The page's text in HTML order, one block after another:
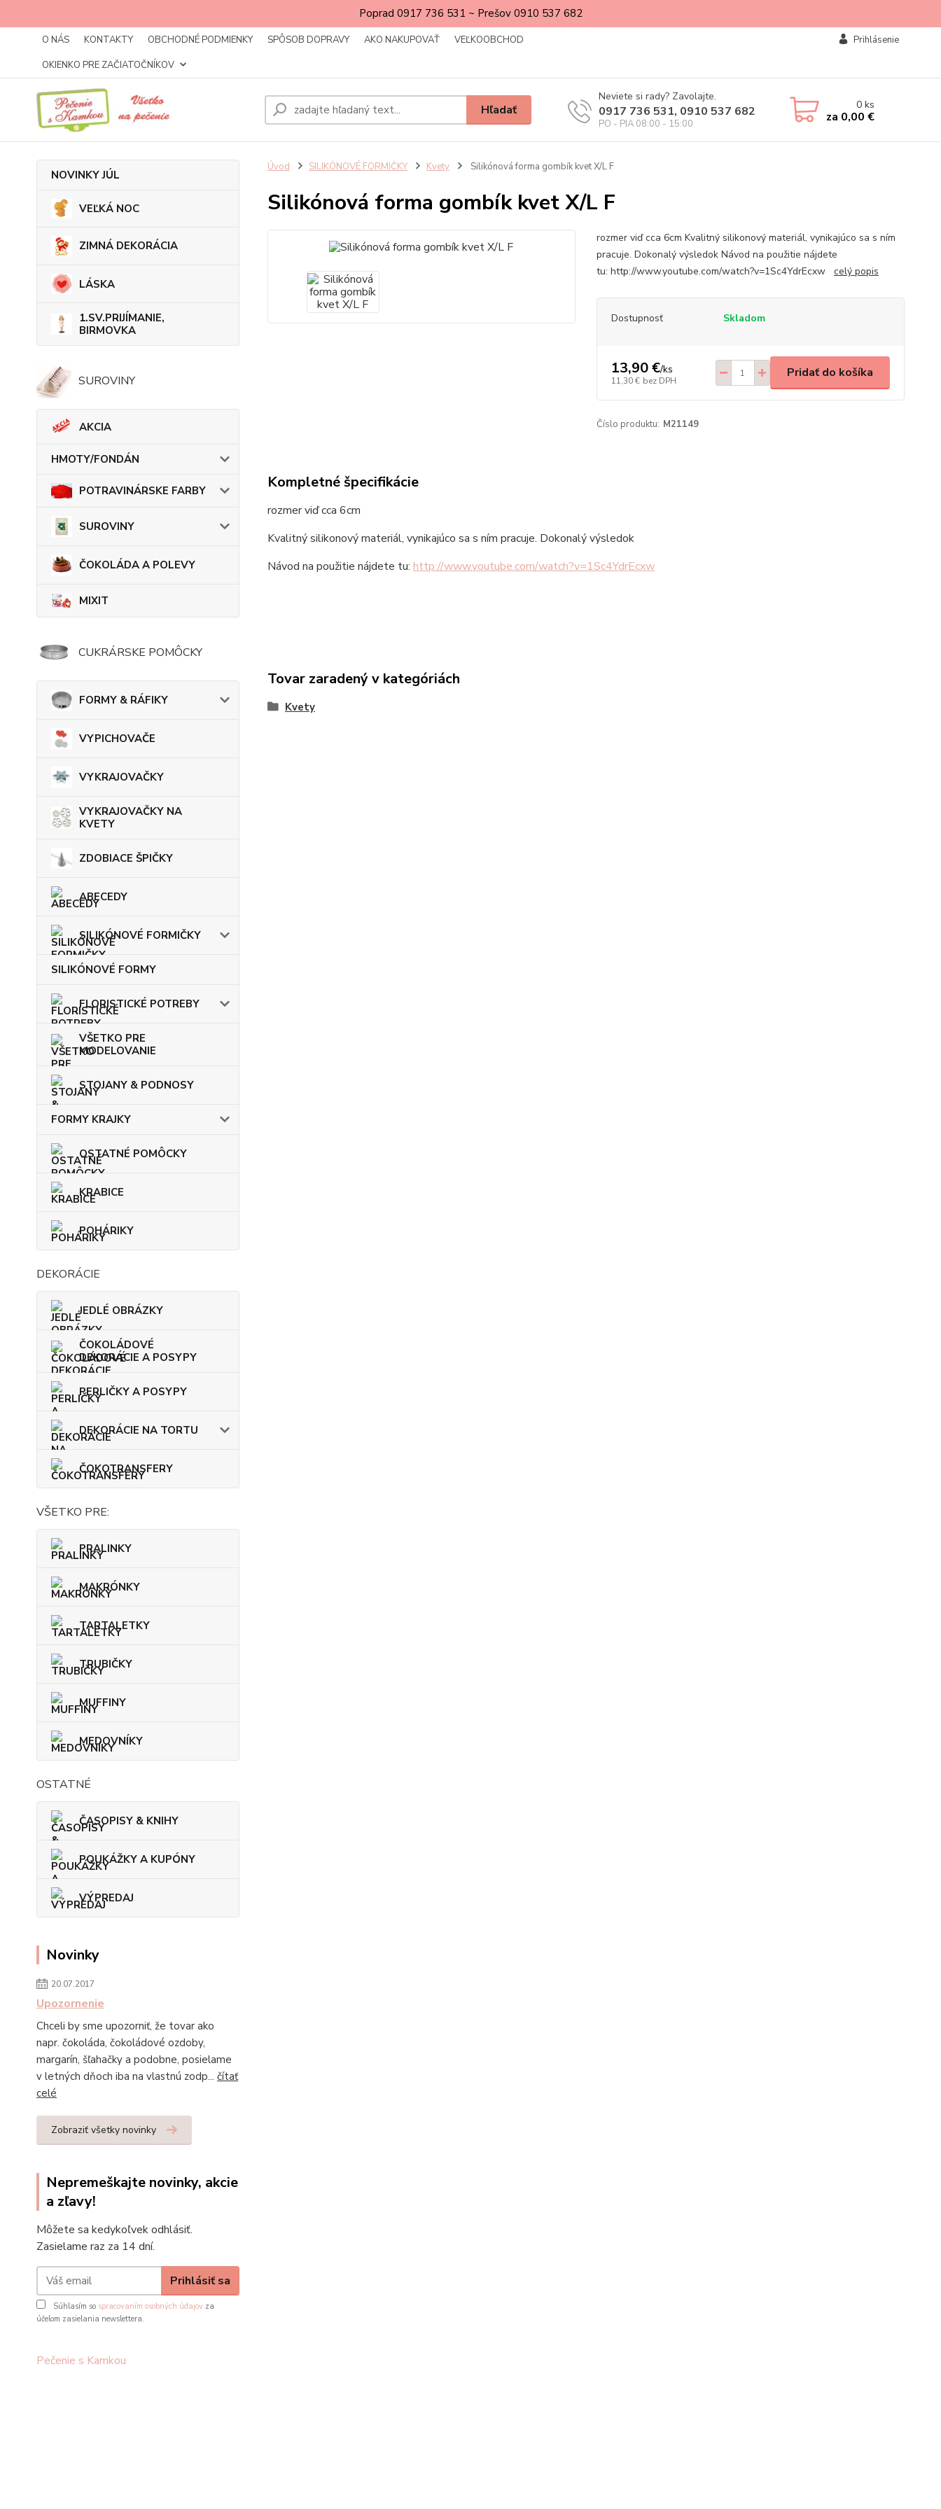
Poprad 0917 736 531 ~ Prešov 0910 537 682
O NÁS KONTAKTY OBCHODNÉ PODMIENKY SPÔSOB DOPRAVY AKO NAKUPOVAŤ
VEĽKOOBCHOD
OKIENKO PRE ZAČIATOČNÍKOV
Prihlásenie
Hľadať
Neviete si rady? Zavolajte.
0917 736 531, 0910 537 682
PO - PIA 08:00 - 15:00
0ks
za 0,00 €
NOVINKY JÚL
VEĽKÁ NOC
ZIMNÁ DEKORÁCIA
LÁSKA
1.SV.PRIJÍMANIE,
BIRMOVKA
SUROVINY
AKCIA
HMOTY/FONDÁN
POTRAVINÁRSKE FARBY
SUROVINY
ČOKOLÁDA A POLEVY
MIXIT
CUKRÁRSKE POMÔCKY
FORMY & RÁFIKY
VYPICHOVAČE
VYKRAJOVAČKY
VYKRAJOVAČKY NA
KVETY
ZDOBIACE ŠPIČKY
ABECEDY
SILIKÓNOVÉ FORMIČKY
SILIKÓNOVÉ FORMY
FLORISTICKÉ POTREBY
VŠETKO PRE
MODELOVANIE
STOJANY & PODNOSY
FORMY KRAJKY
OSTATNÉ POMÔCKY
KRABICE
POHÁRIKY
DEKORÁCIE
JEDLÉ OBRÁZKY
ČOKOLÁDOVÉ
DEKORÁCIE A POSYPY
PERLIČKY A POSYPY
DEKORÁCIE NA TORTU
ČOKOTRANSFERY
VŠETKO PRE:
PRALINKY
MAKRÓNKY
TARTALETKY
TRUBIČKY
MUFFINY
MEDOVNÍKY
OSTATNÉ
ČASOPISY & KNIHY
POUKÁŽKY A KUPÓNY
VÝPREDAJ
Novinky
20.07.2017
Upozornenie
Chceli by sme upozorniť, že tovar ako
napr. čokoláda, čokoládové ozdoby,
margarín, šľahačky a podobne, posielame
v letných dňoch iba na vlastnú zodp... čítať
celé
Zobraziť všetky novinky
Nepremeškajte novinky, akcie
a zľavy!
Môžete sa kedykoľvek odhlásiť.
Zasielame raz za 14 dní.
Prihlásiť sa
Súhlasím so spracovaním osobných údajov za
účelom zasielania newslettera.
Pečenie s Kamkou
Úvod SILIKÓNOVÉ FORMIČKY Kvety Silikónová forma gombík kvet X/L F
Silikónová forma gombík kvet X/L F
rozmer viď cca 6cm Kvalitný silikonový materiál, vynikajúco sa s ním
pracuje. Dokonalý výsledok Návod na použitie nájdete
tu: http://www.youtube.com/watch?v=1Sc4YdrEcxw celý popis
Dostupnosť Skladom
13,90 €/ks
11,30 € bez DPH
Pridať do košíka
Číslo produktu: M21149
Kompletné špecifikácie
rozmer viď cca 6cm
Kvalitný silikonový materiál, vynikajúco sa s ním pracuje. Dokonalý výsledok
Návod na použitie nájdete tu: http://www.youtube.com/watch?v=1Sc4YdrEcxw
Tovar zaradený v kategóriách
Kvety